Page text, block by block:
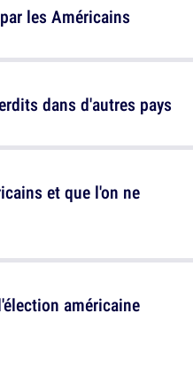
dans d'autres pays
américaine
les Américains
et que l'on ne